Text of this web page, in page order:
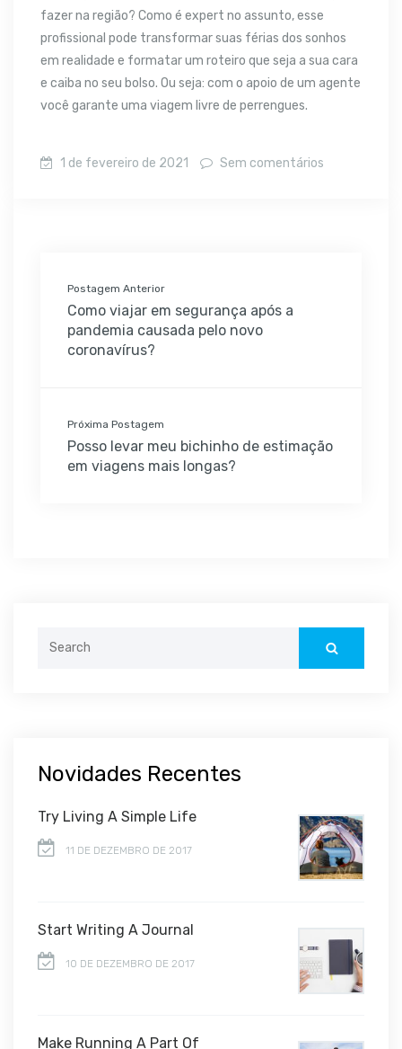
fazer na região? Como é expert no assunto, esse
profissional pode transformar suas férias dos sonhos
em realidade e formatar um roteiro que seja a sua cara
e caiba no seu bolso. Ou seja: com o apoio de um agente
você garante uma viagem livre de perrengues.
1 de fevereiro de 2021 Sem comentários
Postagem Anterior
Como viajar em segurança após a
pandemia causada pelo novo
coronavírus?
Próxima Postagem
Posso levar meu bichinho de estimação
em viagens mais longas?
Novidades Recentes
Try Living A Simple Life
11 DE DEZEMBRO DE 2017
Start Writing A Journal
10 DE DEZEMBRO DE 2017
Make Running A Part Of